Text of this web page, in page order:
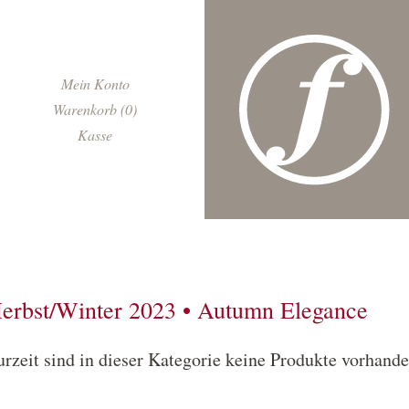
Navigation
Mein Konto
Warenkorb (0)
Kasse
Winter 2023 • Autumn Elegance
sind in dieser Kategorie keine Produkte